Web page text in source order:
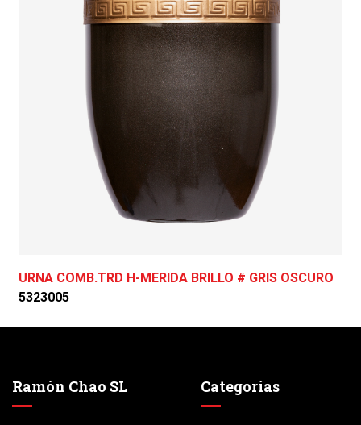
URNA COMB.TRD H-MERIDA BRILLO # GRIS OSCURO
5323005
Ramón Chao SL Categorías